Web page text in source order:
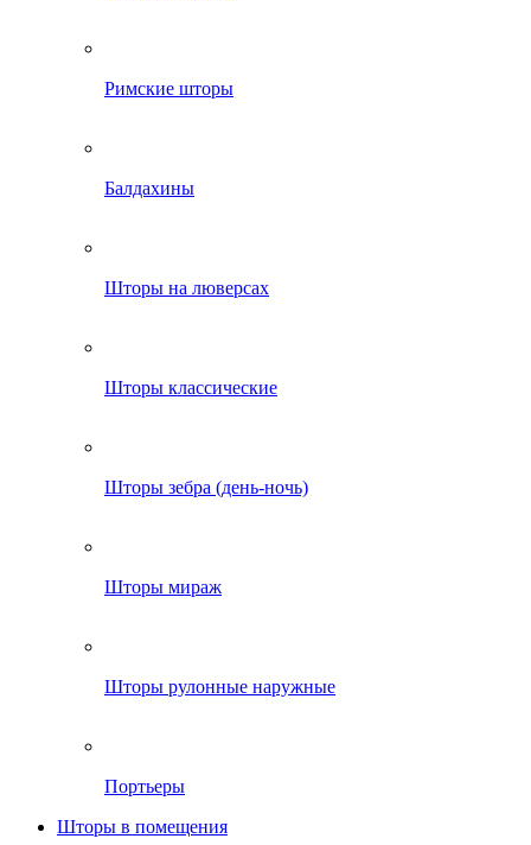
Римские шторы
Балдахины
Шторы на люверсах
Шторы классические
Шторы зебра (день-ночь)
Шторы мираж
Шторы рулонные наружные
Портьеры
Шторы в помещения